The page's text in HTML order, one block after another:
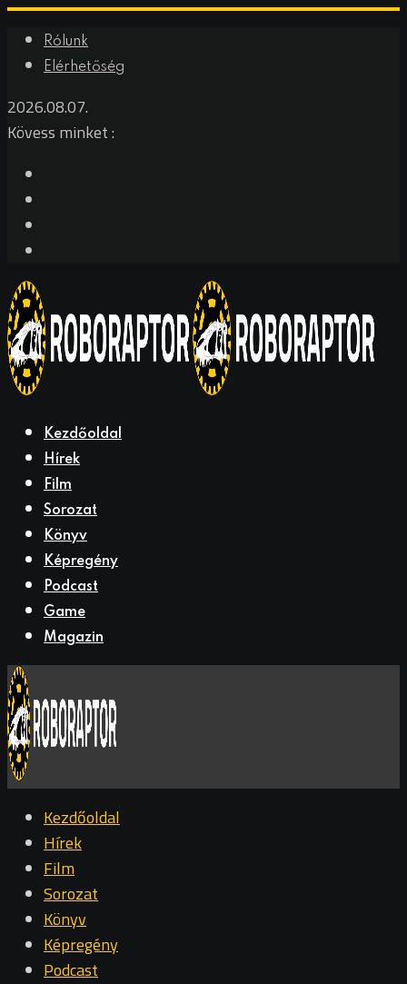
Rólunk
Elérhetőség
2026.08.07.
Kövess minket :
Kezdőoldal
Hírek
Film
Sorozat
Könyv
Képregény
Podcast
Game
Magazin
Kezdőoldal
Hírek
Film
Sorozat
Könyv
Képregény
Podcast